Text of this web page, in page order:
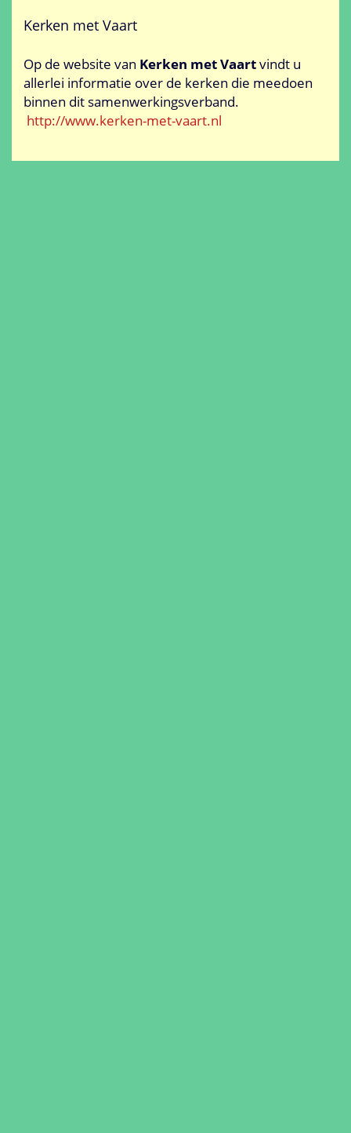
Kerken met Vaart
Op de website van Kerken met Vaartvindt u
allerlei informatie over de kerken die meedoen
binnen dit samenwerkingsverband.
http://www.kerken-met-vaart.nl